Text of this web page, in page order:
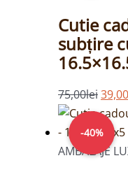
Cutie
subțire
75,00lei39,00
-40%
AMBALAJE
inițial
a